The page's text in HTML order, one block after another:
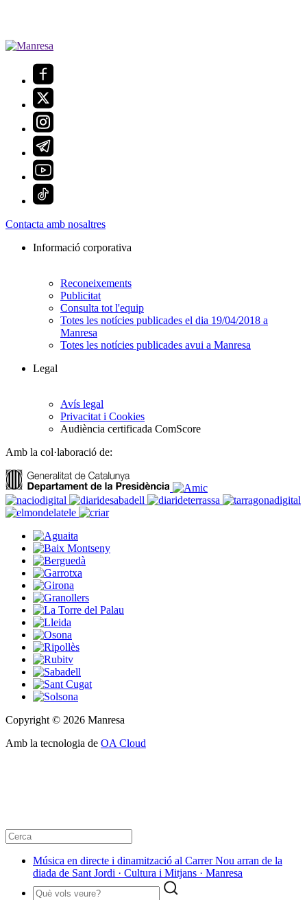
Contacta amb nosaltres
Informació corporativa
Reconeixements
Publicitat
Consulta tot l'equip
Totes les notícies publicades el dia 19/04/2018 a
Manresa
Totes les notícies publicades avui a Manresa
Legal
Avís legal
Privacitat i Cookies
Audiència certificada ComScore
Amb la col·laboració de:
Copyright © 2026 Manresa
Amb la tecnologia de OA Cloud
Música en directe i dinamització al Carrer Nou arran de la
diada de Sant Jordi · Cultura i Mitjans · Manresa